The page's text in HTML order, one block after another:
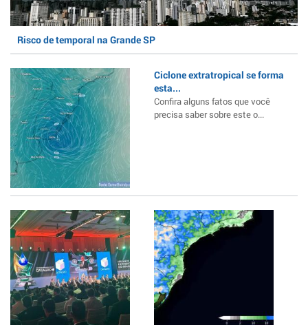
Risco de temporal na Grande SP
Ciclone extratropical se forma
esta...
Confira alguns fatos que você
precisa saber sobre este o...